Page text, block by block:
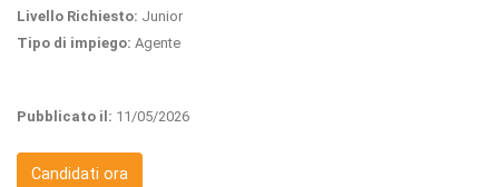
Livello Richiesto: Junior
Tipo di impiego: Agente
Pubblicato il: 11/05/2026
Candidati ora